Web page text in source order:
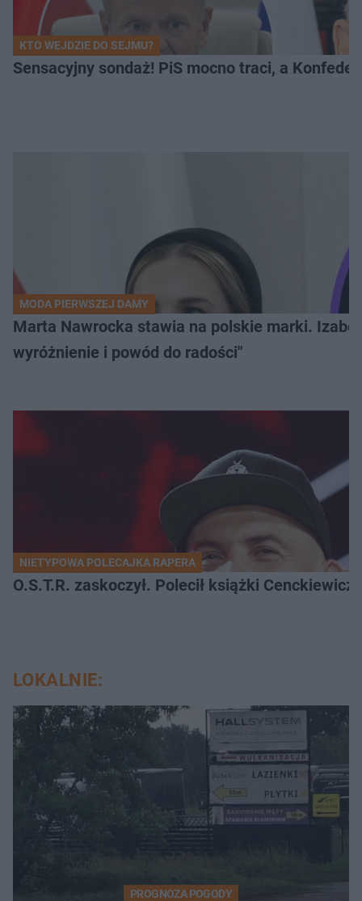
KTO WEJDZIE DO SEJMU?
Sensacyjny sondaż! PiS mocno traci, a
MODA PIERWSZEJ DAMY
Marta Nawrocka stawia na polskie marki.
wyróżnienie i powód do radości"
NIETYPOWA POLECAJKA RAPERA
O.S.T.R. zaskoczył. Polecił książki
LOKALNIE:
PROGNOZA POGODY